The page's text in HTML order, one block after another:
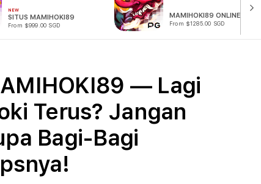
NEW
SITUS MAMIHOKI89
From $999.00 SGD
MAMIHOKI89 ONLINE
From $1285.00 SGD
— Lagi
Terus? Jangan
Bagi-Bagi